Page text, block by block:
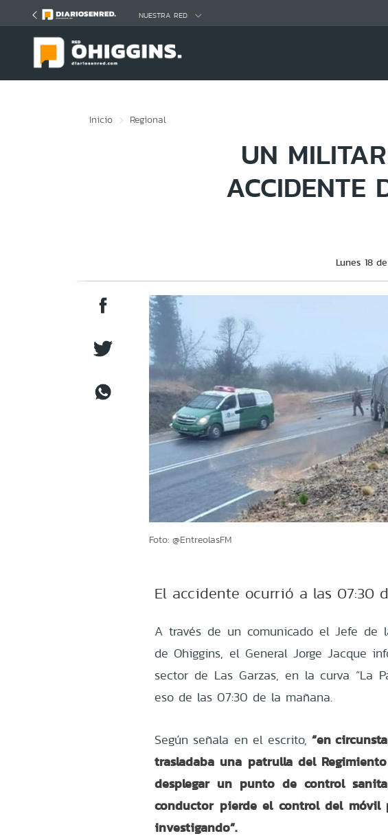
NUESTRA RED
Inicio Regional
UN
ACCIDENTE
Lunes 18
Foto: @EntreolasFM
El accidente ocurrió a las 07:30
A través de un comunicado el Jefe de
de Ohiggins, el General Jorge Jacque
sector de Las Garzas, en la curva “La
eso de las 07:30 de la mañana.
Según señala en el escrito,“en
trasladaba una patrulla del
desplegar un punto de control
conductor pierde el control del móvil
investigando”.